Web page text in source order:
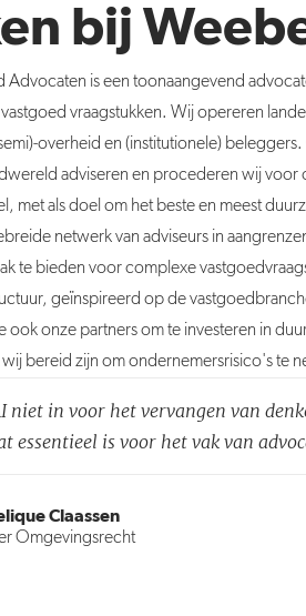
bij
Advocaten is een toonaangevend
vraagstukken. Wij opereren
overheid en (institutionele)
adviseren en procederen wij voor
met als doel om het beste en meest
netwerk van adviseurs in
te bieden voor complexe
geïnspireerd op de
ook onze partners om te investeren in
bereid zijn om ondernemersrisico's te
niet in voor het vervangen van
essentieel is voor het vak van
Claassen
Omgevingsrecht